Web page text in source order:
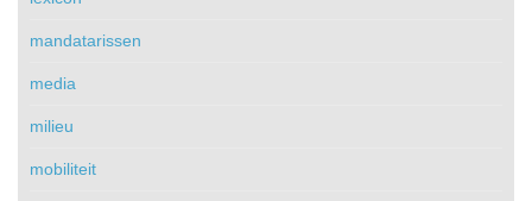
mandatarissen
media
milieu
mobiliteit